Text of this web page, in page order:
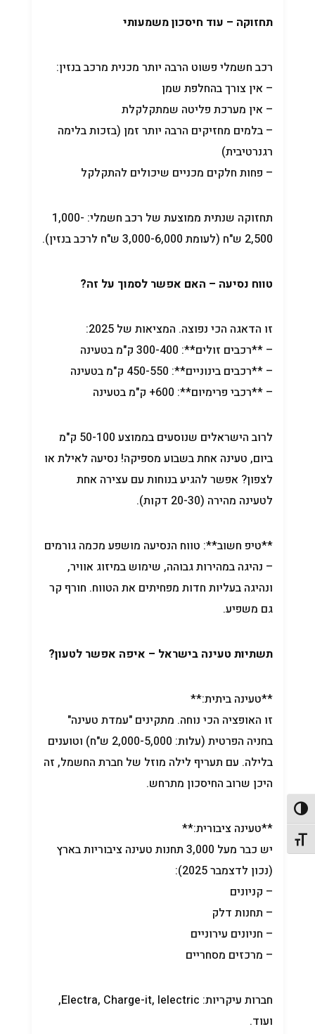
הפעל/כבה ניגודיות גבוהה
מתג גודל גופן
תחזוקה – עוד חיסכון משמעותי
רכב חשמלי פשוט הרבה יותר מכנית מרכב בנזין:
– אין צורך בהחלפת שמן
– אין מערכת פליטה שמתקלקלת
– בלמים מחזיקים הרבה יותר זמן (בזכות בלימה
רגנרטיבית)
– פחות חלקים מכניים שיכולים להתקלקל
תחזוקה שנתית ממוצעת של רכב חשמלי: 1,000-
2,500 ש"ח (לעומת 3,000-6,000 ש"ח לרכב בנזין).
טווח נסיעה – האם אפשר לסמוך על זה?
זו הדאגה הכי נפוצה. המציאות של 2025:
– **רכבים זולים**: 300-400 ק"מ בטעינה
– **רכבים בינוניים**: 450-550 ק"מ בטעינה
– **רכבי פרימיום**: 600+ ק"מ בטעינה
לרוב הישראלים שנוסעים בממוצע 50-100 ק"מ
ביום, טעינה אחת בשבוע מספיקה! נסיעה לאילת או
לצפון? אפשר להגיע בנוחות עם עצירה אחת
לטעינה מהירה (20-30 דקות).
**טיפ חשוב**: טווח הנסיעה מושפע מכמה גורמים
– נהיגה במהירות גבוהה, שימוש במיזוג אוויר,
ונהיגה בעליות חדות מפחיתים את הטווח. חורף קר
גם משפיע.
תשתיות טעינה בישראל – איפה אפשר לטעון?
**טעינה ביתית:**
זו האופציה הכי נוחה. מתקינים "עמדת טעינה"
בחניה הפרטית (עלות: 2,000-5,000 ש"ח) וטוענים
בלילה. עם תעריף לילה מוזל של חברת החשמל, זה
היכן שרוב החיסכון מתרחש.
**טעינה ציבורית:**
יש כבר מעל 3,000 תחנות טעינה ציבוריות בארץ
(נכון לדצמבר 2025):
– קניונים
– תחנות דלק
– חניונים עירוניים
– מרכזים מסחריים
חברות עיקריות: Electra, Charge-it, Ielectric,
ועוד.